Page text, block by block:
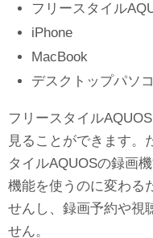
フリースタイル
iPhone
MacBook
デスクトップパソ
フリースタイル
見ることができます。
タイルAQUOSの録画
機能を使うのに変わる
せんし、録画予約や視
せん。